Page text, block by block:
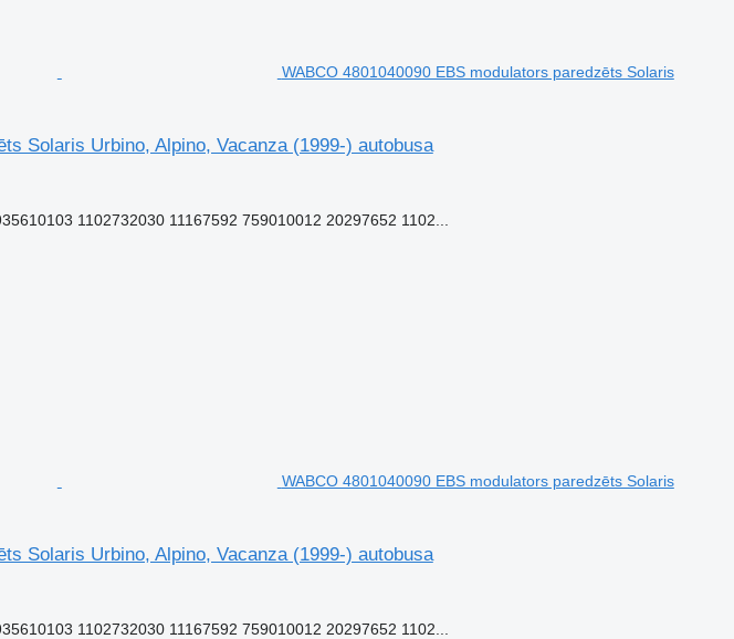
WABCO 4801040090 EBS modulators paredzēts Solaris
Solaris Urbino, Alpino, Vacanza (1999-) autobusa
1102732030 11167592 759010012 20297652 1102...
WABCO 4801040090 EBS modulators paredzēts Solaris
Solaris Urbino, Alpino, Vacanza (1999-) autobusa
1102732030 11167592 759010012 20297652 1102...